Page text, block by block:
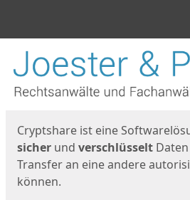
Start
Cryptshare ist eine
sicher und verschlüsselt
Transfer an eine andere
können.